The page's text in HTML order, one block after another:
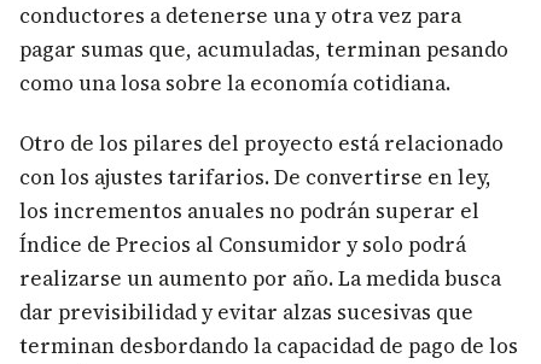
conductores a detenerse una y otra vez para
pagar sumas que, acumuladas, terminan pesando
como una losa sobre la economía cotidiana.
Otro de los pilares del proyecto está relacionado
con los ajustes tarifarios. De convertirse en ley,
los incrementos anuales no podrán superar el
Índice de Precios al Consumidor y solo podrá
realizarse un aumento por año. La medida busca
dar previsibilidad y evitar alzas sucesivas que
terminan desbordando la capacidad de pago de los